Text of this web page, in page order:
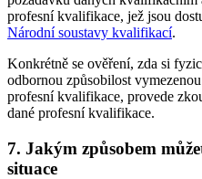
profesní kvalifikace, jež jsou
Národní soustavy kvalifikací.
Konkrétně se ověření, zda si
odbornou způsobilost
profesní kvalifikace, provede
dané profesní kvalifikace.
7. Jakým způsobem
situace